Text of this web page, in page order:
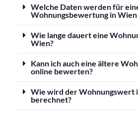
Welche Daten werden für
Wohnungsbewertung in
Wie lange dauert eine
Wien?
Kann ich auch eine ältere
online bewerten?
Wie wird der Wohnungswert
berechnet?